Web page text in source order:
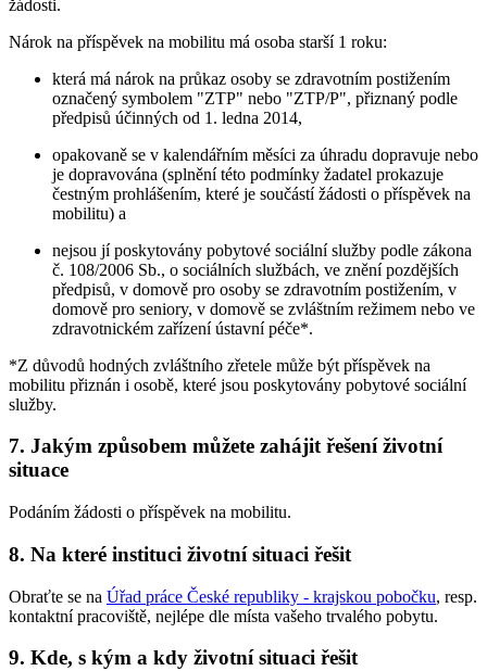
žádosti.
Nárok na příspěvek na mobilitu má osoba starší 1 roku:
která má nárok na průkaz osoby se zdravotním postižením
označený symbolem "ZTP" nebo "ZTP/P", přiznaný podle
předpisů účinných od 1. ledna 2014,
opakovaně se v kalendářním měsíci za úhradu dopravuje nebo
je dopravována (splnění této podmínky žadatel prokazuje
čestným prohlášením, které je součástí žádosti o příspěvek na
mobilitu) a
nejsou jí poskytovány pobytové sociální služby podle zákona
č. 108/2006 Sb., o sociálních službách, ve znění pozdějších
předpisů, v domově pro osoby se zdravotním postižením, v
domově pro seniory, v domově se zvláštním režimem nebo ve
zdravotnickém zařízení ústavní péče*.
*Z důvodů hodných zvláštního zřetele může být příspěvek na
mobilitu přiznán i osobě, které jsou poskytovány pobytové sociální
služby.
7. Jakým způsobem můžete zahájit řešení životní
situace
Podáním žádosti o příspěvek na mobilitu.
8. Na které instituci životní situaci řešit
Obraťte se na Úřad práce České republiky - krajskou pobočku, resp.
kontaktní pracoviště, nejlépe dle místa vašeho trvalého pobytu.
9. Kde, s kým a kdy životní situaci řešit